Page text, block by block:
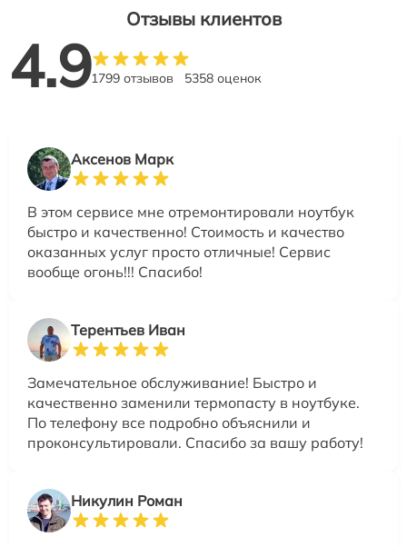
Отзывы клиентов
4.91799 отзывов 5358 оценок
Аксенов Марк
В этом сервисе мне отремонтировали ноутбук
быстро и качественно! Стоимость и качество
оказанных услуг просто отличные! Сервис
вообще огонь!!! Спасибо!
Терентьев Иван
Замечательное обслуживание! Быстро и
качественно заменили термопасту в ноутбуке.
По телефону все подробно объяснили и
проконсультировали. Спасибо за вашу работу!
Никулин Роман